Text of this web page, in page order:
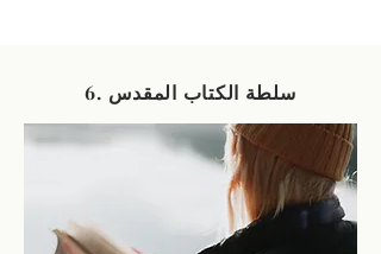
6. سلطة الكتاب المقدس